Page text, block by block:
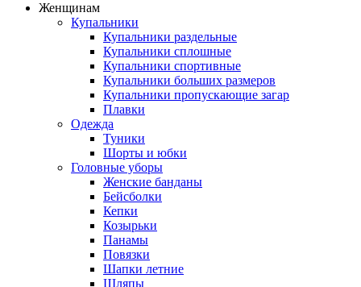
Женщинам
Купальники
Купальники раздельные
Купальники сплошные
Купальники спортивные
Купальники больших размеров
Купальники пропускающие загар
Плавки
Одежда
Туники
Шорты и юбки
Головные уборы
Женские банданы
Бейсболки
Кепки
Козырьки
Панамы
Повязки
Шапки летние
Шляпы